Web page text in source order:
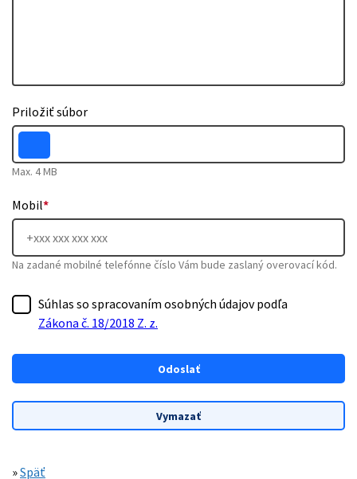
Priložiť súbor
Max. 4 MB
Mobil*
Na zadané mobilné telefónne číslo Vám bude zaslaný overovací kód.
Súhlas so spracovaním osobných údajov podľa
Zákona č. 18/2018 Z. z.
»Späť